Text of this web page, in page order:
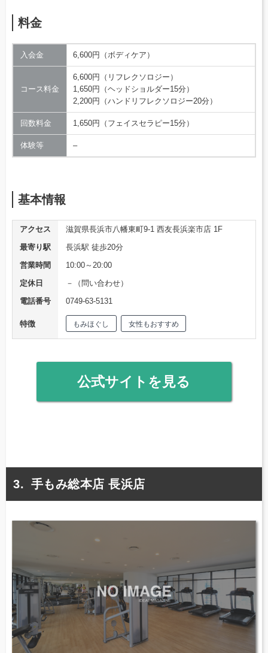
料金
入会金 6,600円（ボディケア）
コース料金
6,600円（リフレクソロジー）
1,650円（ヘッドショルダー15分）
2,200円（ハンドリフレクソロジー20分）
回数料金 1,650円（フェイスセラピー15分）
体験等 –
基本情報
アクセス
滋賀県長浜市八幡東町9-1 西友長浜楽市店 1F
最寄り駅
長浜駅 徒歩20分
営業時間
10:00～20:00
定休日
－（問い合わせ）
電話番号
0749-63-5131
特徴 もみほぐし 女性もおすすめ
公式サイトを見る
手もみ総本店 長浜店